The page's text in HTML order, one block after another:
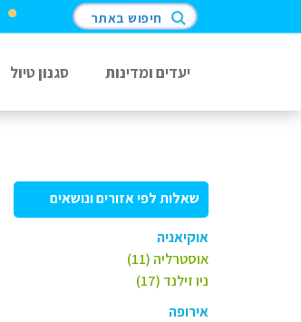
חיפוש באתר
יעדים ומדינות סגנון טיול
שאלות לפי אזורים ונושאים
אוקיאניה
אוסטרליה (11)
ניו זילנד (17)
אירופה